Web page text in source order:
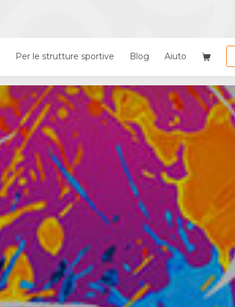
Per le strutture sportive Blog Aiuto